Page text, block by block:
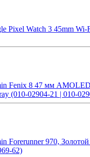
Pixel Watch 3 45mm Wi-
Fenix 8 47 мм
(010-02904-21 | 010-
Forerunner 970,
62)